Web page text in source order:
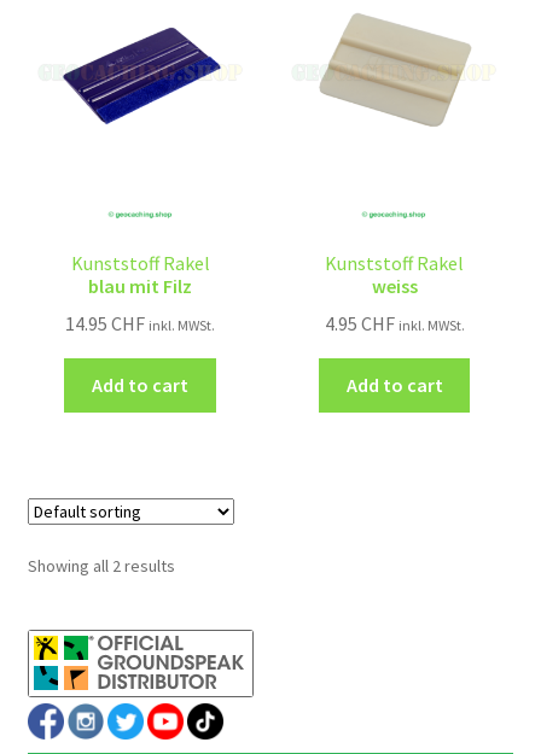
Kunststoff Rakel
blau mit Filz
14.95CHF inkl. MWSt.
Add to cart
Kunststoff Rakel
weiss
4.95 CHF inkl. MWSt.
Add to cart
Showing all 2 results